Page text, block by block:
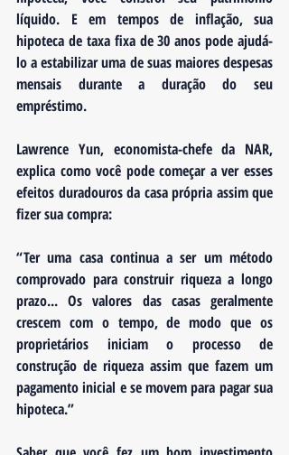
líquido. E em tempos de inflação, sua
hipoteca de taxa fixa de 30 anos pode ajudá-
lo a estabilizar uma de suas maiores despesas
mensais durante a duração do seu
empréstimo.
Lawrence Yun, economista-chefe da NAR,
explica como você pode começar a ver esses
efeitos duradouros da casa própria assim que
fizer sua compra:
“Ter uma casa continua a ser um método
comprovado para construir riqueza a longo
prazo... Os valores das casas geralmente
crescem com o tempo, de modo que os
proprietários iniciam o processo de
construção de riqueza assim que fazem um
pagamento inicial e se movem para pagar sua
hipoteca.”